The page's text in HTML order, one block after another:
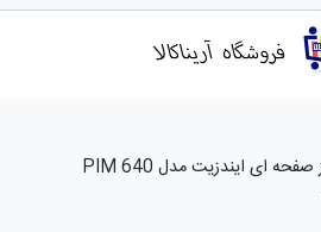
اجاق گاز صفحه ای ایندزیت مدل PIM 640